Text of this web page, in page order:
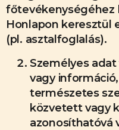
főtevékenységéhez
Honlapon keresztül
(pl. asztalfoglalás).
Személyes
vagy
természetes
közvetett vagy
azonosíthatóvá